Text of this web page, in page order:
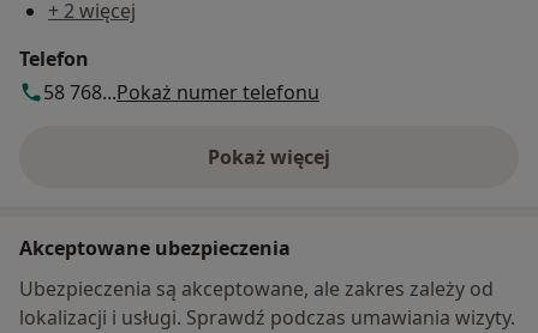
+ 2 więcej
Telefon
58 768...Pokaż numer telefonu
Pokaż więcej
o adresie
Akceptowane ubezpieczenia
Ubezpieczenia są akceptowane, ale zakres zależy od
lokalizacji i usługi. Sprawdź podczas umawiania wizyty.